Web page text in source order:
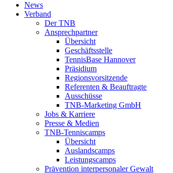
News
Verband
Der TNB
Ansprechpartner
Übersicht
Geschäftsstelle
TennisBase Hannover
Präsidium
Regionsvorsitzende
Referenten & Beauftragte
Ausschüsse
TNB-Marketing GmbH
Jobs & Karriere
Presse & Medien
TNB-Tenniscamps
Übersicht
Auslandscamps
Leistungscamps
Prävention interpersonaler Gewalt